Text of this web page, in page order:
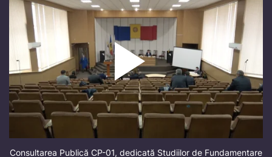
Consultarea Publică CP-01, dedicată Studiilor de Fundamentare